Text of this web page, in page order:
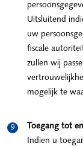
Uitsluitend
uw
fiscale
zullen wij
mogelijk te
Toegang tot
Indien u